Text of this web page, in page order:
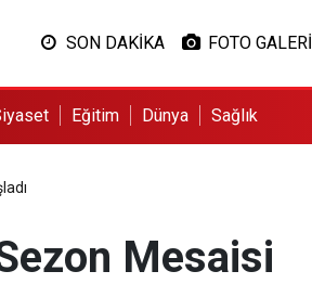
SON DAKİKA FOTO GALERİ
Eğitim Dünya Sağlık
Mesaisi